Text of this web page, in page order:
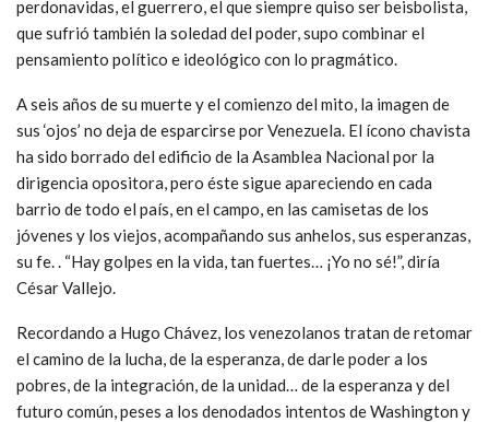
perdonavidas, el guerrero, el que siempre quiso ser beisbolista,
que sufrió también la soledad del poder, supo combinar el
pensamiento político e ideológico con lo pragmático.
A seis años de su muerte y el comienzo del mito, la imagen de
sus ‘ojos’ no deja de esparcirse por Venezuela. El ícono chavista
ha sido borrado del edificio de la Asamblea Nacional por la
dirigencia opositora, pero éste sigue apareciendo en cada
barrio de todo el país, en el campo, en las camisetas de los
jóvenes y los viejos, acompañando sus anhelos, sus esperanzas,
su fe. . “Hay golpes en la vida, tan fuertes… ¡Yo no sé!”, diría
César Vallejo.
Recordando a Hugo Chávez, los venezolanos tratan de retomar
el camino de la lucha, de la esperanza, de darle poder a los
pobres, de la integración, de la unidad… de la esperanza y del
futuro común, peses a los denodados intentos de Washington y